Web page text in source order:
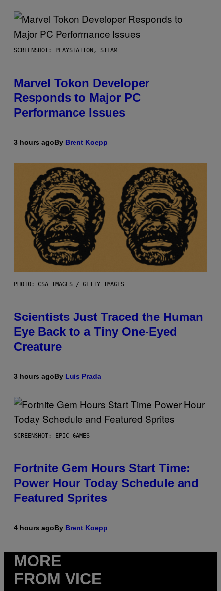
SCREENSHOT: PLAYSTATION, STEAM
Marvel Tokon Developer
Responds to Major PC
Performance Issues
3 hours agoBy Brent Koepp
PHOTO: CSA IMAGES / GETTY IMAGES
Scientists Just Traced the Human
Eye Back to a Tiny One-Eyed
Creature
3 hours agoBy Luis Prada
SCREENSHOT: EPIC GAMES
Fortnite Gem Hours Start Time:
Power Hour Today Schedule and
Featured Sprites
4 hours agoBy Brent Koepp
MORE
FROM VICE